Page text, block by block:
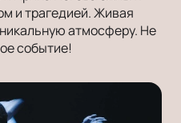
и трагедией. Живая
атмосферу. Не
событие!